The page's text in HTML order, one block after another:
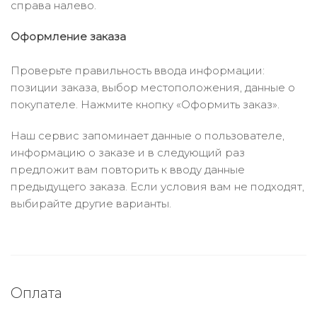
справа налево.
Оформление заказа
Проверьте правильность ввода информации:
позиции заказа, выбор местоположения, данные о
покупателе. Нажмите кнопку «Оформить заказ».
Наш сервис запоминает данные о пользователе,
информацию о заказе и в следующий раз
предложит вам повторить к вводу данные
предыдущего заказа. Если условия вам не подходят,
выбирайте другие варианты.
Оплата